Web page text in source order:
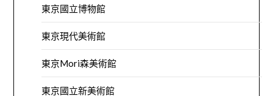
東京國立博物館
東京現代美術館
東京Mori森美術館
東京國立新美術館